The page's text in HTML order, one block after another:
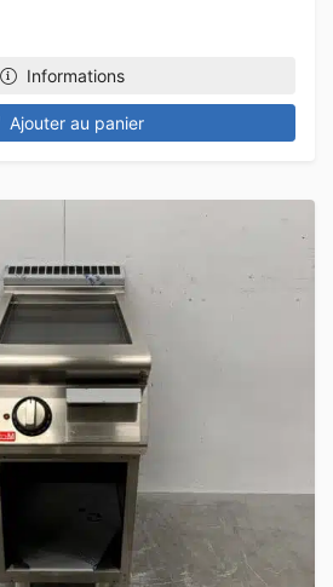
Informations
Ajouter au panier